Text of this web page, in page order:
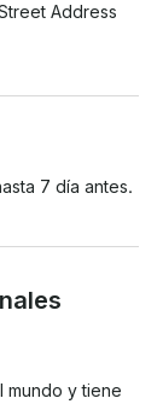
Address
7 día antes.